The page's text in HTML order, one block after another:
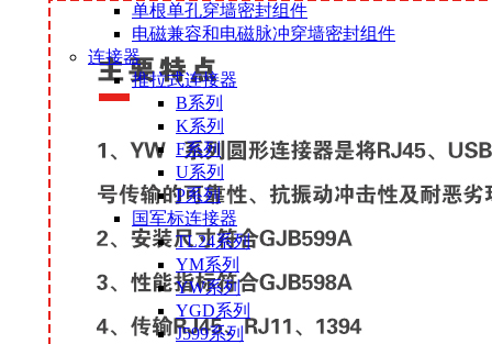
单根单孔穿墙密封组件
电磁兼容和电磁脉冲穿墙密封组件
连接器
推拉式连接器
B系列
K系列
F系列
U系列
P系列
国军标连接器
TL24系列
YM系列
YW系列
YGD系列
J599系列